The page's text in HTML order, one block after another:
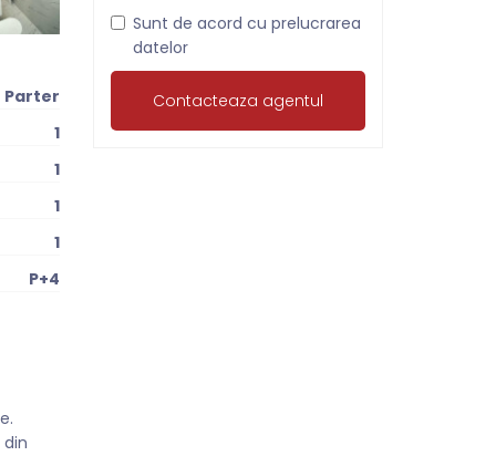
Parter
1
1
1
1
P+4
Sunt de acord cu prelucrarea
datelor